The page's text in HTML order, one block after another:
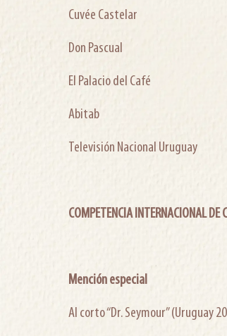
Cuvée Castelar
Don Pascual
El Palacio del Café
Abitab
Televisión Nacional Uruguay
COMPETENCIA INTERNACIONAL DE
Mención especial
Al corto “Dr. Seymour” (Uruguay